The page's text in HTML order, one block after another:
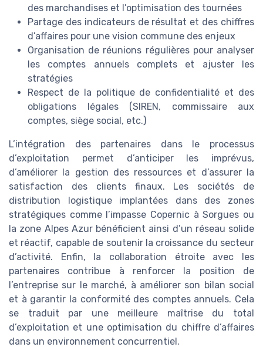
des marchandises et l’optimisation des tournées
Partage des indicateurs de résultat et des chiffres
d’affaires pour une vision commune des enjeux
Organisation de réunions régulières pour analyser
les comptes annuels complets et ajuster les
stratégies
Respect de la politique de confidentialité et des
obligations légales (SIREN, commissaire aux
comptes, siège social, etc.)
L’intégration des partenaires dans le processus
d’exploitation permet d’anticiper les imprévus,
d’améliorer la gestion des ressources et d’assurer la
satisfaction des clients finaux. Les sociétés de
distribution logistique implantées dans des zones
stratégiques comme l’impasse Copernic à Sorgues ou
la zone Alpes Azur bénéficient ainsi d’un réseau solide
et réactif, capable de soutenir la croissance du secteur
d’activité. Enfin, la collaboration étroite avec les
partenaires contribue à renforcer la position de
l’entreprise sur le marché, à améliorer son bilan social
et à garantir la conformité des comptes annuels. Cela
se traduit par une meilleure maîtrise du total
d’exploitation et une optimisation du chiffre d’affaires
dans un environnement concurrentiel.